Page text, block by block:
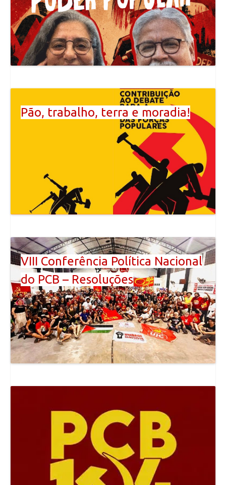
Pão, trabalho, terra e moradia!
VIII Conferência Política Nacional
do PCB – Resoluções